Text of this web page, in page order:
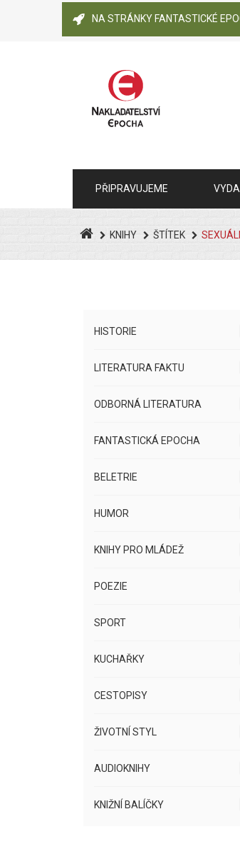
NA STRÁNKY FANTASTICKÉ
PŘIPRAVUJEME
KNIHY ŠTÍTEK
HISTORIE
LITERATURA FAKTU
ODBORNÁ LITERATURA
FANTASTICKÁ EPOCHA
BELETRIE
HUMOR
KNIHY PRO MLÁDEŽ
POEZIE
SPORT
KUCHAŘKY
CESTOPISY
ŽIVOTNÍ STYL
AUDIOKNIHY
KNIŽNÍ BALÍČKY